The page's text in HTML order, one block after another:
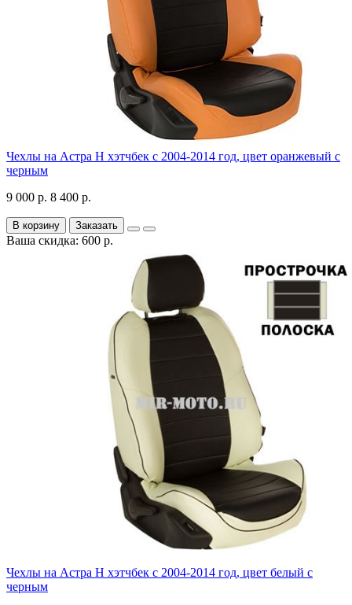
Чехлы на Астра H хэтчбек с 2004-2014 год, цвет оранжевый с
черным
9 000 р. 8 400 р.
В корзину Заказать
Ваша скидка: 600 р.
Чехлы на Астра H хэтчбек с 2004-2014 год, цвет белый с
черным